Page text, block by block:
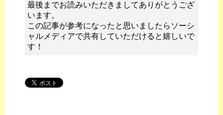
最後までお読みいただきましてありがとうござ
います。
この記事が参考になったと思いましたらソーシ
ャルメディアで共有していただけると嬉しいで
す！